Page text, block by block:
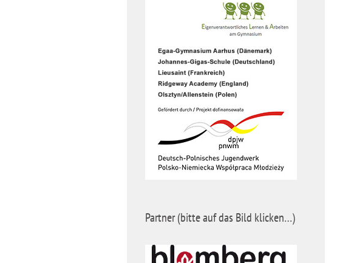
Partner (bitte auf das Bild klicken…)